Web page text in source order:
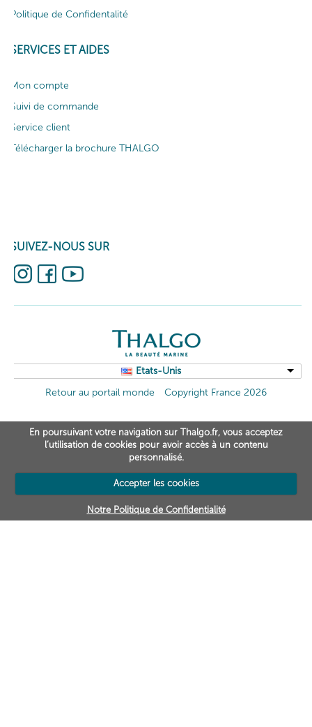
Politique de Confidentalité
SERVICES ET AIDES
Mon compte
Suivi de commande
Service client
Télécharger la brochure THALGO
SUIVEZ-NOUS SUR
Etats-Unis
Retour au portail monde
Copyright France 2026
En poursuivant votre navigation sur Thalgo.fr, vous acceptez
l’utilisation de cookies pour avoir accès à un contenu
personnalisé.
Accepter les cookies
Notre Politique de Confidentialité